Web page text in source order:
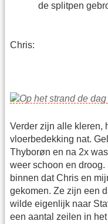
de splitpen
Chris:
Verder zijn alle kleren,
vloerbedekking nat.
Thyborøn en na 2x
weer schoon en
binnen dat Chris en
gekomen. Ze zijn een
wilde eigenlijk naar
een aantal zeilen in